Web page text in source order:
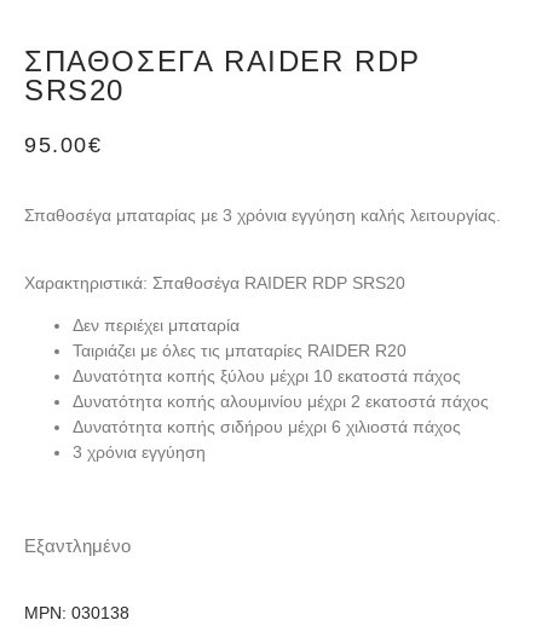
ΣΠΑΘΟΣΈΓΑ RAIDER RDP
SRS20
95.00€
Σπαθοσέγα μπαταρίας με 3 χρόνια εγγύηση καλής λειτουργίας.
Χαρακτηριστικά: Σπαθοσέγα RAIDER RDP SRS20
Δεν περιέχει μπαταρία
Ταιριάζει με όλες τις μπαταρίες RAIDER R20
Δυνατότητα κοπής ξύλου μέχρι 10 εκατοστά πάχος
Δυνατότητα κοπής αλουμινίου μέχρι 2 εκατοστά πάχος
Δυνατότητα κοπής σιδήρου μέχρι 6 χιλιοστά πάχος
3 χρόνια εγγύηση
Εξαντλημένο
MPN: 030138